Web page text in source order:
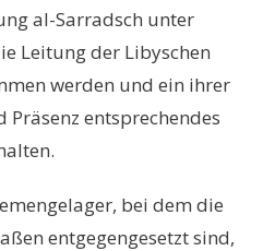
al-Sarradsch unter
Leitung der Libyschen
werden und ein ihrer
entsprechendes
bei dem die
entgegengesetzt sind,